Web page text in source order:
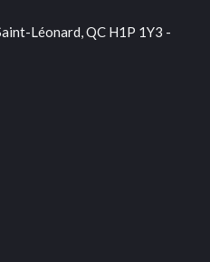
Léonard, QC H1P 1Y3 -